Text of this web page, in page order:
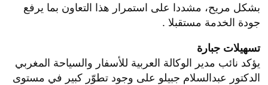
بشكل مريح، مشددا على استمرار هذا التعاون بما يرفع
جودة الخدمة مستقبلا .
تسهيلات جبارة
يؤكد نائب مدير الوكالة العربية للأسفار والسياحة المغربي
الدكتور عبدالسلام جبيلو على وجود تطوّر كبير في مستوى